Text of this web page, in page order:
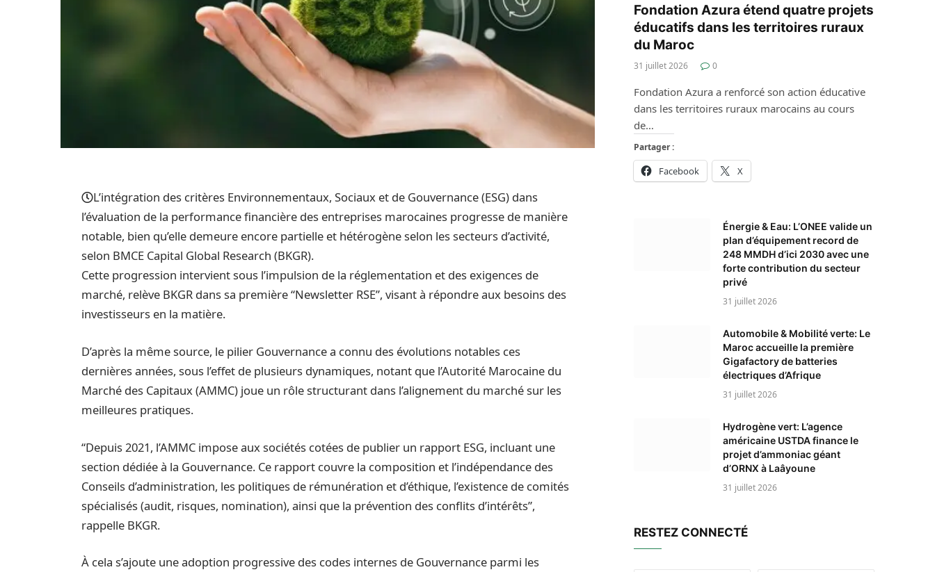
L’intégration des critères Environnementaux, Sociaux et de Gouvernance (ESG) dans
l’évaluation de la performance financière des entreprises marocaines progresse de manière
notable, bien qu’elle demeure encore partielle et hétérogène selon les secteurs d’activité,
selon BMCE Capital Global Research (BKGR).
Cette progression intervient sous l’impulsion de la réglementation et des exigences de
marché, relève BKGR dans sa première “Newsletter RSE”, visant à répondre aux besoins des
investisseurs en la matière.
D’après la même source, le pilier Gouvernance a connu des évolutions notables ces
dernières années, sous l’effet de plusieurs dynamiques, notant que l’Autorité Marocaine du
Marché des Capitaux (AMMC) joue un rôle structurant dans l’alignement du marché sur les
meilleures pratiques.
“Depuis 2021, l’AMMC impose aux sociétés cotées de publier un rapport ESG, incluant une
section dédiée à la Gouvernance. Ce rapport couvre la composition et l’indépendance des
Conseils d’administration, les politiques de rémunération et d’éthique, l’existence de comités
spécialisés (audit, risques, nomination), ainsi que la prévention des conflits d’intérêts”,
rappelle BKGR.
À cela s’ajoute une adoption progressive des codes internes de Gouvernance parmi les
Fondation Azura étend quatre projets
éducatifs dans les territoires ruraux
du Maroc
31 juillet 2026 0
Fondation Azura a renforcé son action éducative
dans les territoires ruraux marocains au cours
de…
Partager :
Facebook X
Énergie & Eau: L’ONEE valide un
plan d’équipement record de
248 MMDH d’ici 2030 avec une
forte contribution du secteur
privé
31 juillet 2026
Automobile & Mobilité verte: Le
Maroc accueille la première
Gigafactory de batteries
électriques d’Afrique
31 juillet 2026
Hydrogène vert: L’agence
américaine USTDA finance le
projet d’ammoniac géant
d’ORNX à Laâyoune
31 juillet 2026
RESTEZ CONNECTÉ